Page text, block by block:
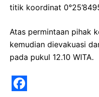
titik koordinat
Atas permintaan pihak
kemudian dievakuasi
pada pukul 12.10 WITA.